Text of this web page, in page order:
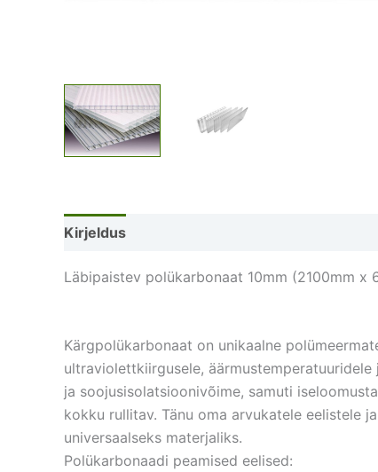
Kirjeldus
Läbipaistev polükarbonaat 10mm (2100mm x
Kärgpolükarbonaat on unikaalne
ultraviolettkiirgusele,
ja soojusisolatsioonivõime, samuti
kokku rullitav. Tänu oma arvukatele eelistele
universaalseks materjaliks.
Polükarbonaadi peamised eelised: